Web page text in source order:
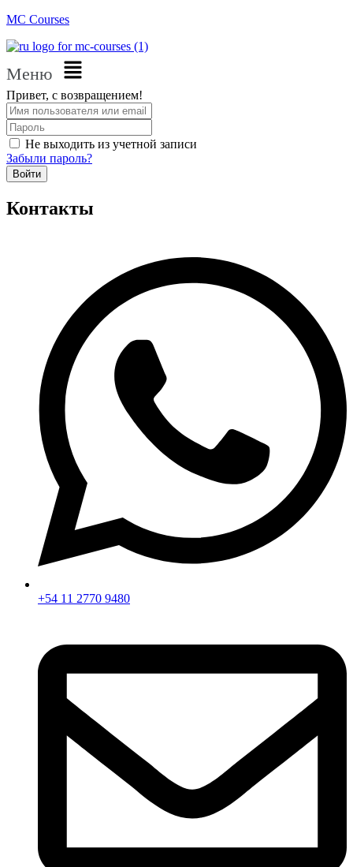
MC Courses
Меню
Привет, с возвращением!
Не выходить из учетной записи
Забыли пароль?
Войти
Контакты
+54 11 2770 9480